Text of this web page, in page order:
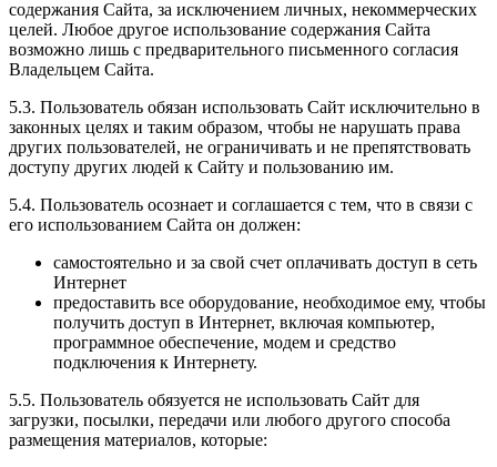
содержания Сайта, за исключением личных, некоммерческих
целей. Любое другое использование содержания Сайта
возможно лишь с предварительного письменного согласия
Владельцем Сайта.
5.3. Пользователь обязан использовать Сайт исключительно в
законных целях и таким образом, чтобы не нарушать права
других пользователей, не ограничивать и не препятствовать
доступу других людей к Сайту и пользованию им.
5.4. Пользователь осознает и соглашается с тем, что в связи с
его использованием Сайта он должен:
самостоятельно и за свой счет оплачивать доступ в сеть
Интернет
предоставить все оборудование, необходимое ему, чтобы
получить доступ в Интернет, включая компьютер,
программное обеспечение, модем и средство
подключения к Интернету.
5.5. Пользователь обязуется не использовать Сайт для
загрузки, посылки, передачи или любого другого способа
размещения материалов, которые: